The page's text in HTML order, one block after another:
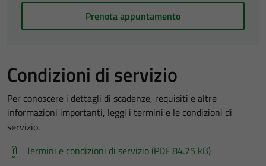
Prenota appuntamento
Condizioni di servizio
Per conoscere i dettagli di scadenze, requisiti e altre
informazioni importanti, leggi i termini e le condizioni di
servizio.
Termini e condizioni di servizio (PDF 84.75 kB)